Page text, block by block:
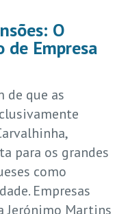
O
de Empresa
de que as
para os grandes
como
Empresas
Jerónimo Martins